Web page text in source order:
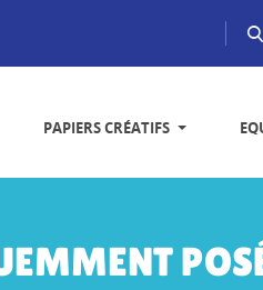
PAPIERS CRÉATIFS